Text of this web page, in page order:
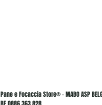
Pane e Focaccia Store© - MABO ASP